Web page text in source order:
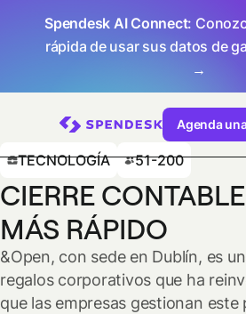
Spendesk AI Connect:
rápida de usar sus datos de
→
Agenda
TECNOLOGÍA 51-200
CIERRE
MÁS RÁPIDO
&Open, con sede en Dublín, es
regalos corporativos que ha
que las empresas gestionan